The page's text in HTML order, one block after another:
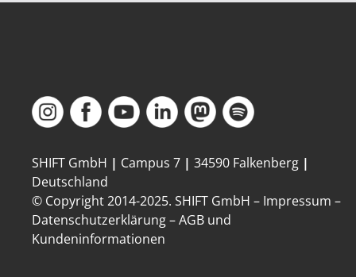
SHIFT GmbH | Campus 7 | 34590 Falkenberg |
Deutschland
© Copyright 2014-2025. SHIFT GmbH – Impressum –
Datenschutzerklärung–AGB und
Kundeninformationen